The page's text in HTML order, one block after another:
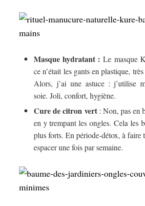
Masque hydratant : Le masque
ce n’était les gants en plastique,
Alors, j’ai une astuce : j’utilise
soie. Joli, confort, hygiène.
Cure de citron vert: Non, pas en
en y trempant les ongles. Cela les
plus forts. En période-détox, à faire
espacer une fois par semaine.